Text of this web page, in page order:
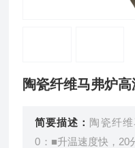
陶瓷纤维马弗炉
简要描述： 陶瓷纤维
0：■升温速度快，20